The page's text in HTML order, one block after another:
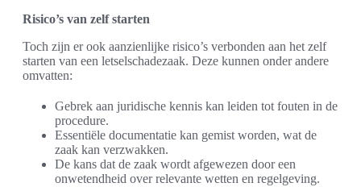
Risico’s van zelf starten
Toch zijn er ook aanzienlijke risico’s verbonden aan het zelf
starten van een letselschadezaak. Deze kunnen onder andere
omvatten:
Gebrek aan juridische kennis kan leiden tot fouten in de
procedure.
Essentiële documentatie kan gemist worden, wat de
zaak kan verzwakken.
De kans dat de zaak wordt afgewezen door een
onwetendheid over relevante wetten en regelgeving.